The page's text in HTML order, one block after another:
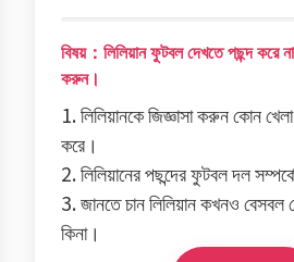
বিষয়：লিলিয়ান ফুটবল দেখতে পছন্দ করে
করুন।
1. লিলিয়ানকে জিজ্ঞাসা করুন কোন
করে।
2. লিলিয়ানের পছন্দের ফুটবল দল
3. জানতে চান লিলিয়ান কখনও বেসবল
কিনা।